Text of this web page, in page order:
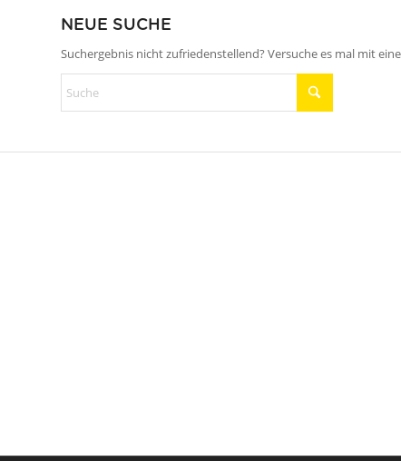
NEUE SUCHE
Suchergebnis nicht zufriedenstellend? Versuche es mal mit